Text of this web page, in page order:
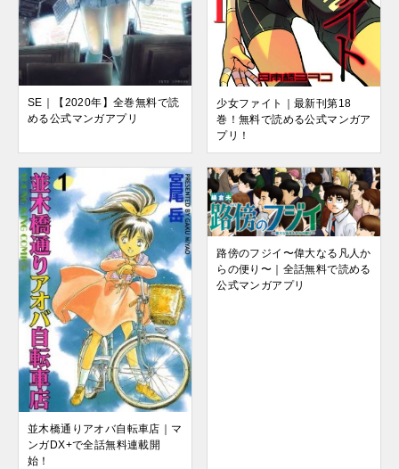
SE｜【2020年】全巻無料で読
める公式マンガアプリ
少女ファイト｜最新刊第18
巻！無料で読める公式マンガア
プリ！
並木橋通りアオバ自転車店｜マ
ンガDX+で全話無料連載開
始！
路傍のフジイ〜偉大なる凡人か
らの便り〜｜全話無料で読める
公式マンガアプリ